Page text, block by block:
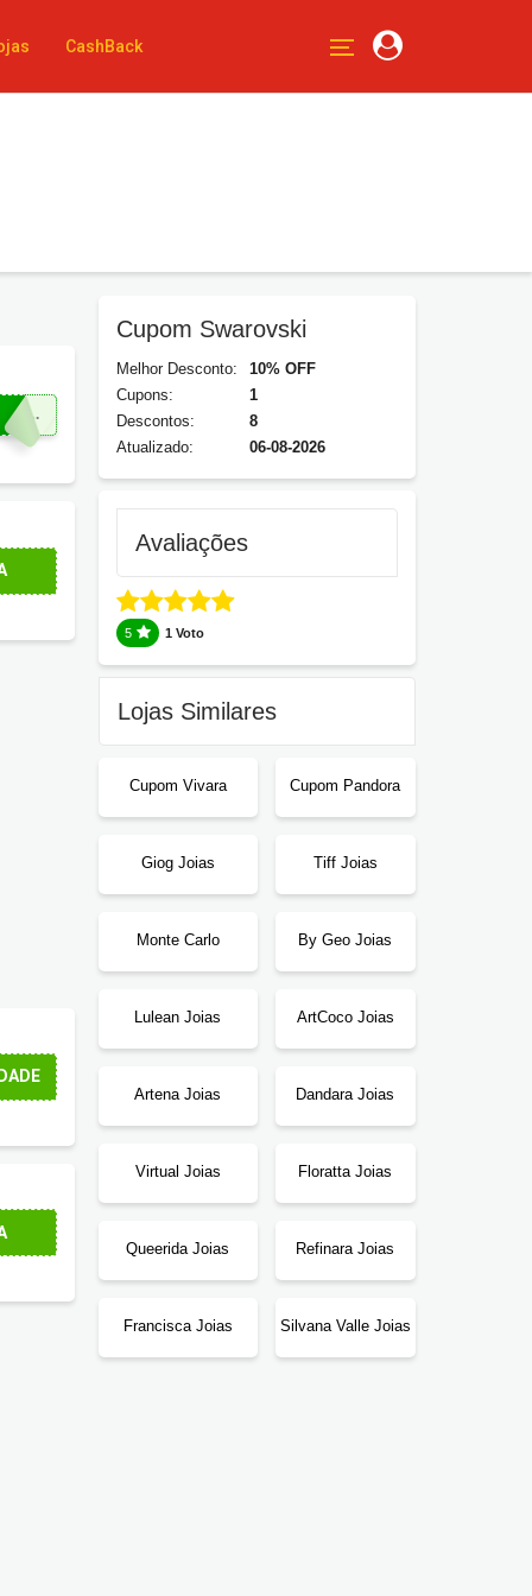
CashBack
Cupom Swarovski
Melhor Desconto:
10% OFF
Cupons:
1
Descontos:
8
Atualizado:
06-08-2026
Avaliações
5 1 Voto
Lojas Similares
Cupom Vivara Cupom Pandora
Giog Joias Tiff Joias
Monte Carlo By Geo Joias
Lulean Joias ArtCoco Joias
Artena Joias Dandara Joias
Virtual Joias Floratta Joias
Queerida Joias Refinara Joias
Francisca Joias Silvana Valle Joias